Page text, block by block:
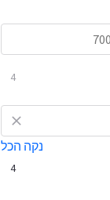
4
נקה הכל
4